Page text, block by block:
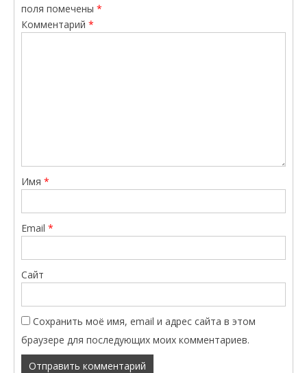
поля помечены *
Комментарий *
Имя *
Email *
Сайт
Сохранить моё имя, email и адрес сайта в этом
браузере для последующих моих комментариев.